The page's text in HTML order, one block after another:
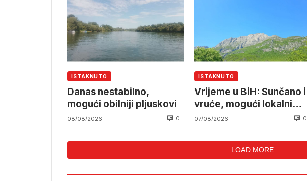
ISTAKNUTO
Danas nestabilno,
mogući obilniji pljuskovi
08/08/2026 0
ISTAKNUTO
Vrijeme u BiH: Sunčano i
vruće, mogući lokalni
pljuskovi
07/08/2026 0
LOAD MORE